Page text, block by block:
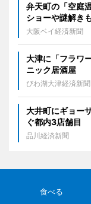
弁天町の「空庭
ショーや謎解き
大阪ベイ経済新聞
大津に「フラワ
ニック居酒屋
びわ湖大津経済新聞
大井町にギョー
ぐ都内3店舗目
品川経済新聞
食べる